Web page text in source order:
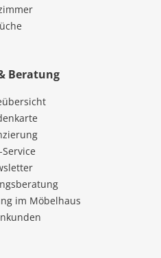
Beratung
Service
im Möbelhaus